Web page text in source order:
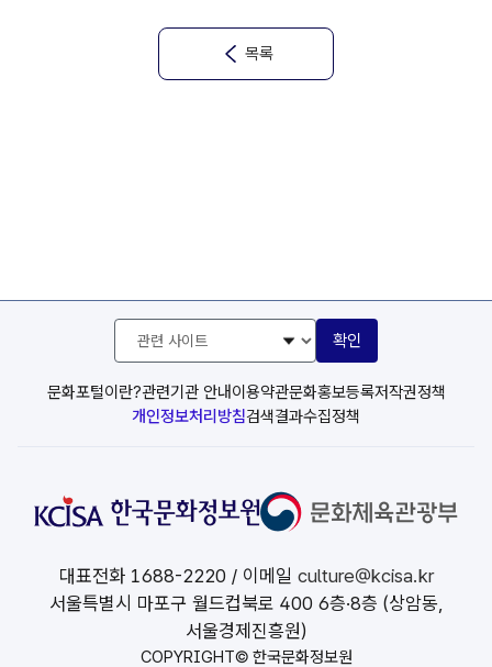
목록
문화포털이란?관련기관 안내이용약관문화홍보등록저작권정책
개인정보처리방침검색결과수집정책
관
사
이
트
확인
대표전화 1688-2220 / 이메일 culture@kcisa.kr
서울특별시 마포구 월드컵북로 400 6층·8층 (상암동,
서울경제진흥원)
COPYRIGHT© 한국문화정보원